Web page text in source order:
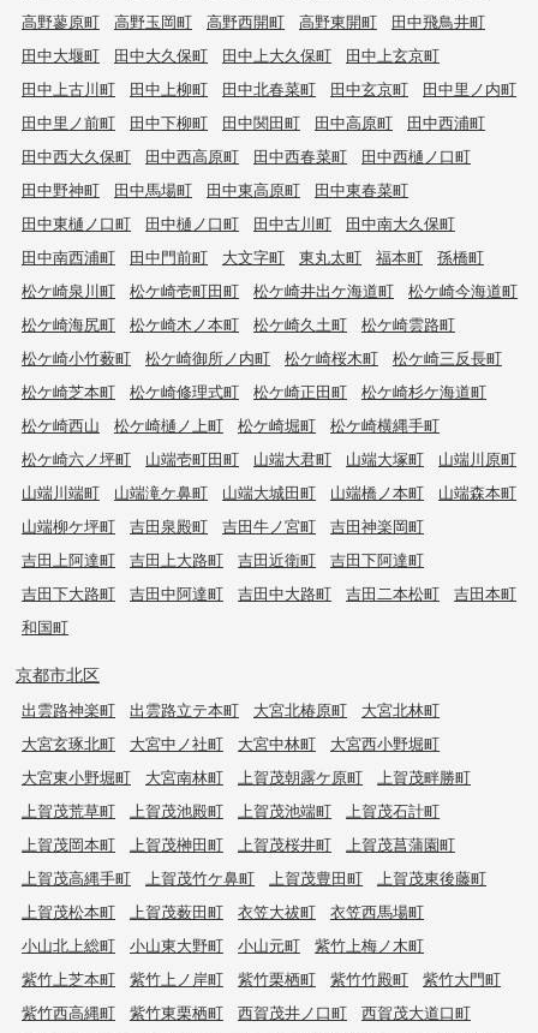
高野蓼原町
高野玉岡町 高野西開町 高野東開町
田中飛鳥井町
田中大堰町
田中大久保町 田中上大久保町
田中上玄京町
田中上古川町
田中上柳町 田中北春菜町 田中玄京町
田中里ノ内町
田中里ノ前町
田中下柳町 田中関田町 田中高原町
田中西浦町
田中西大久保町
田中西高原町 田中西春菜町
田中西樋ノ口町
田中野神町
田中馬場町 田中東高原町
田中東春菜町
田中東樋ノ口町
田中樋ノ口町 田中古川町
田中南大久保町
田中南西浦町
田中門前町 大文字町 東丸太町 福本町
孫橋町
松ケ崎泉川町
松ケ崎壱町田町 松ケ崎井出ケ海道町
松ケ崎今海道町
松ケ崎海尻町
松ケ崎木ノ本町 松ケ崎久土町
松ケ崎雲路町
松ケ崎小竹薮町
松ケ崎御所ノ内町 松ケ崎桜木町
松ケ崎三反長町
松ケ崎芝本町
松ケ崎修理式町 松ケ崎正田町
松ケ崎杉ケ海道町
松ケ崎西山
松ケ崎樋ノ上町 松ケ崎堀町
松ケ崎横縄手町
松ケ崎六ノ坪町
山端壱町田町 山端大君町 山端大塚町
山端川原町
山端川端町
山端滝ケ鼻町 山端大城田町 山端橋ノ本町
山端森本町
山端柳ケ坪町
吉田泉殿町 吉田牛ノ宮町
吉田神楽岡町
吉田上阿達町
吉田上大路町 吉田近衛町
吉田下阿達町
吉田下大路町
吉田中阿達町 吉田中大路町 吉田二本松町
吉田本町
和国町
京都市北区
出雲路神楽町 出雲路立テ本町 大宮北椿原町
大宮北林町
大宮玄琢北町
大宮中ノ社町 大宮中林町
大宮西小野堀町
大宮東小野堀町
大宮南林町 上賀茂朝露ケ原町
上賀茂畔勝町
上賀茂荒草町
上賀茂池殿町 上賀茂池端町
上賀茂石計町
上賀茂岡本町
上賀茂榊田町 上賀茂桜井町
上賀茂菖蒲園町
上賀茂高縄手町
上賀茂竹ケ鼻町 上賀茂豊田町
上賀茂東後藤町
上賀茂松本町
上賀茂薮田町 衣笠大祓町
衣笠西馬場町
小山北上総町
小山東大野町 小山元町
紫竹上梅ノ木町
紫竹上芝本町
紫竹上ノ岸町 紫竹栗栖町 紫竹竹殿町
紫竹大門町
紫竹西高縄町
紫竹東栗栖町 西賀茂井ノ口町
西賀茂大道口町